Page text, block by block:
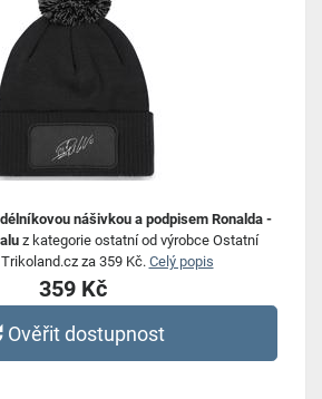
nášivkou a podpisem Ronalda -
z kategorie ostatní od výrobce Ostatní
za 359 Kč. Celý popis
359 Kč
Ověřit dostupnost